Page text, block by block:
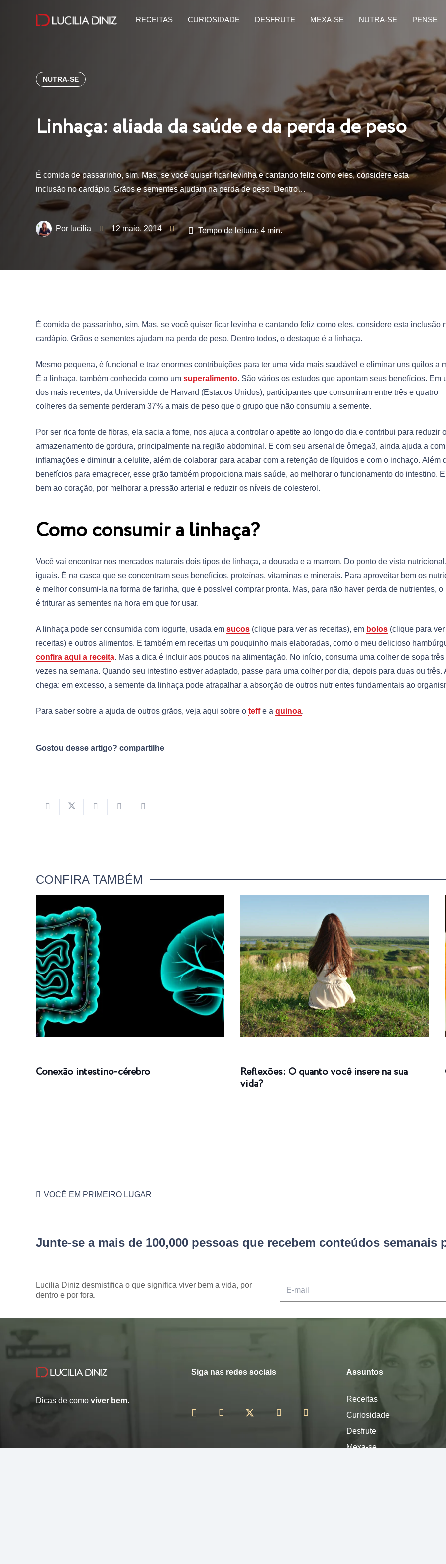
RECEITAS CURIOSIDADE DESFRUTE MEXA-SE NUTRA-SE PENSE
NUTRA-SE
Linhaça: aliada da saúde e da perda de peso
É comida de passarinho, sim. Mas, se você quiser ficar levinha e cantando feliz como eles, considere esta
inclusão no cardápio. Grãos e sementes ajudam na perda de peso. Dentro…
lucilia 12 maio, 2014 Tempo de leitura: 4 min.
É comida de passarinho, sim. Mas, se você quiser ficar levinha e cantando feliz como eles, considere esta inclusão
cardápio. Grãos e sementes ajudam na perda de peso. Dentro todos, o destaque é a linhaça.
Mesmo pequena, é funcional e traz enormes contribuições para ter uma vida mais saudável e eliminar uns quilos a
É a linhaça, também conhecida como um superalimento. São vários os estudos que apontam seus benefícios. Em
dos mais recentes, da Universidde de Harvard (Estados Unidos), participantes que consumiram entre três e quatro
colheres da semente perderam 37% a mais de peso que o grupo que não consumiu a semente.
Por ser rica fonte de fibras, ela sacia a fome, nos ajuda a controlar o apetite ao longo do dia e contribui para reduzir o
armazenamento de gordura, principalmente na região abdominal. E com seu arsenal de ômega3, ainda ajuda a
inflamações e diminuir a celulite, além de colaborar para acabar com a retenção de líquidos e com o inchaço. Além
benefícios para emagrecer, esse grão também proporciona mais saúde, ao melhorar o funcionamento do intestino. E
bem ao coração, por melhorar a pressão arterial e reduzir os níveis de colesterol.
Como consumir a linhaça?
Você vai encontrar nos mercados naturais dois tipos de linhaça, a dourada e a marrom. Do ponto de vista
iguais. É na casca que se concentram seus benefícios, proteínas, vitaminas e minerais. Para aproveitar bem os
é melhor consumi-la na forma de farinha, que é possível comprar pronta. Mas, para não haver perda de nutrientes, o
é triturar as sementes na hora em que for usar.
A linhaça pode ser consumida com iogurte, usada em sucos (clique para ver as receitas), em bolos (clique para ver
receitas) e outros alimentos. E também em receitas um pouquinho mais elaboradas, como o meu delicioso
confira aqui a receita. Mas a dica é incluir aos poucos na alimentação. No início, consuma uma colher de sopa três
vezes na semana. Quando seu intestino estiver adaptado, passe para uma colher por dia, depois para duas ou três.
chega: em excesso, a semente da linhaça pode atrapalhar a absorção de outros nutrientes fundamentais ao
Para saber sobre a ajuda de outros grãos, veja aqui sobre o teffe a quinoa.
Gostou desse artigo? compartilhe
CONFIRA TAMBÉM
Conexão intestino-cérebro
Reflexões: O quanto você insere na sua
vida?
VOCÊ EM PRIMEIRO LUGAR
Junte-se a mais de 100,000 pessoas que recebem conteúdos semanais
Lucilia Diniz desmistifica o que significa viver bem a vida, por
dentro e por fora.
Dicas de como viver bem.
Siga nas redes sociais Assuntos
Receitas
Curiosidade
Desfrute
Mexa-se